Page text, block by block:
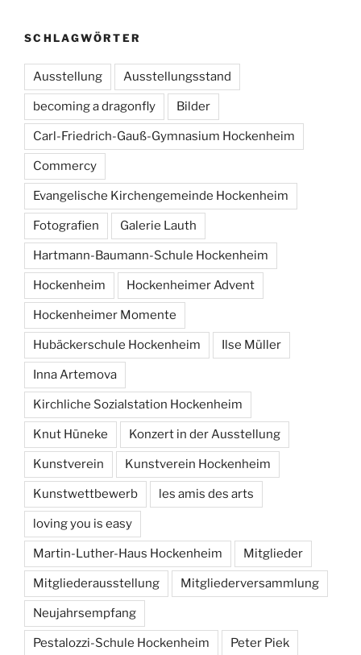
SCHLAGWÖRTER
Ausstellung Ausstellungsstand
becoming a dragonfly Bilder
Carl-Friedrich-Gauß-Gymnasium Hockenheim
Commercy
Evangelische Kirchengemeinde Hockenheim
Fotografien Galerie Lauth
Hartmann-Baumann-Schule Hockenheim
Hockenheim Hockenheimer Advent
Hockenheimer Momente
Hubäckerschule Hockenheim Ilse Müller
Inna Artemova
Kirchliche Sozialstation Hockenheim
Knut Hüneke Konzert in der Ausstellung
Kunstverein Kunstverein Hockenheim
Kunstwettbewerb les amis des arts
loving you is easy
Martin-Luther-Haus Hockenheim Mitglieder
Mitgliederausstellung Mitgliederversammlung
Neujahrsempfang
Pestalozzi-Schule Hockenheim Peter Piek